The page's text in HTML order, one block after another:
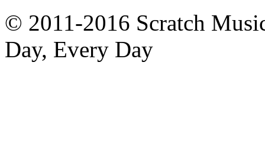
© 2011-2016 Scratch
Day, Every Day